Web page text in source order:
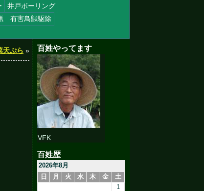
井戸ボーリング
有害鳥獣駆除
天ぷら » 百姓やってます
VFK
百姓歴
2026年8月
日
月 火 水 木 金 土
1